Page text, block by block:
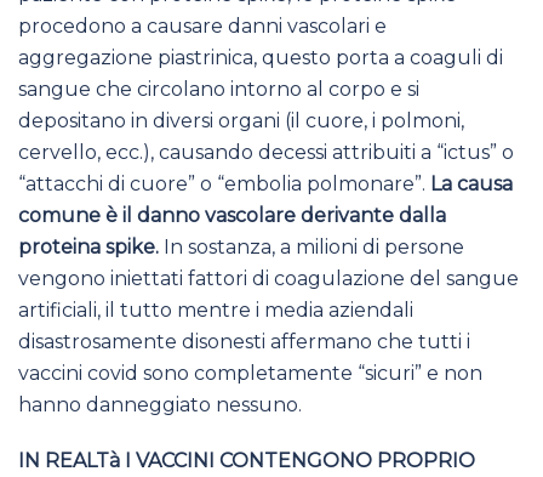
procedono a causare danni vascolari e
aggregazione piastrinica, questo porta a coaguli di
sangue che circolano intorno al corpo e si
depositano in diversi organi (il cuore, i polmoni,
cervello, ecc.), causando decessi attribuiti a “ictus” o
“attacchi di cuore” o “embolia polmonare”. La causa
comune è il danno vascolare derivante dalla
proteina spike. In sostanza, a milioni di persone
vengono iniettati fattori di coagulazione del sangue
artificiali, il tutto mentre i media aziendali
disastrosamente disonesti affermano che tutti i
vaccini covid sono completamente “sicuri” e non
hanno danneggiato nessuno.
IN REALTà I VACCINI CONTENGONO PROPRIO